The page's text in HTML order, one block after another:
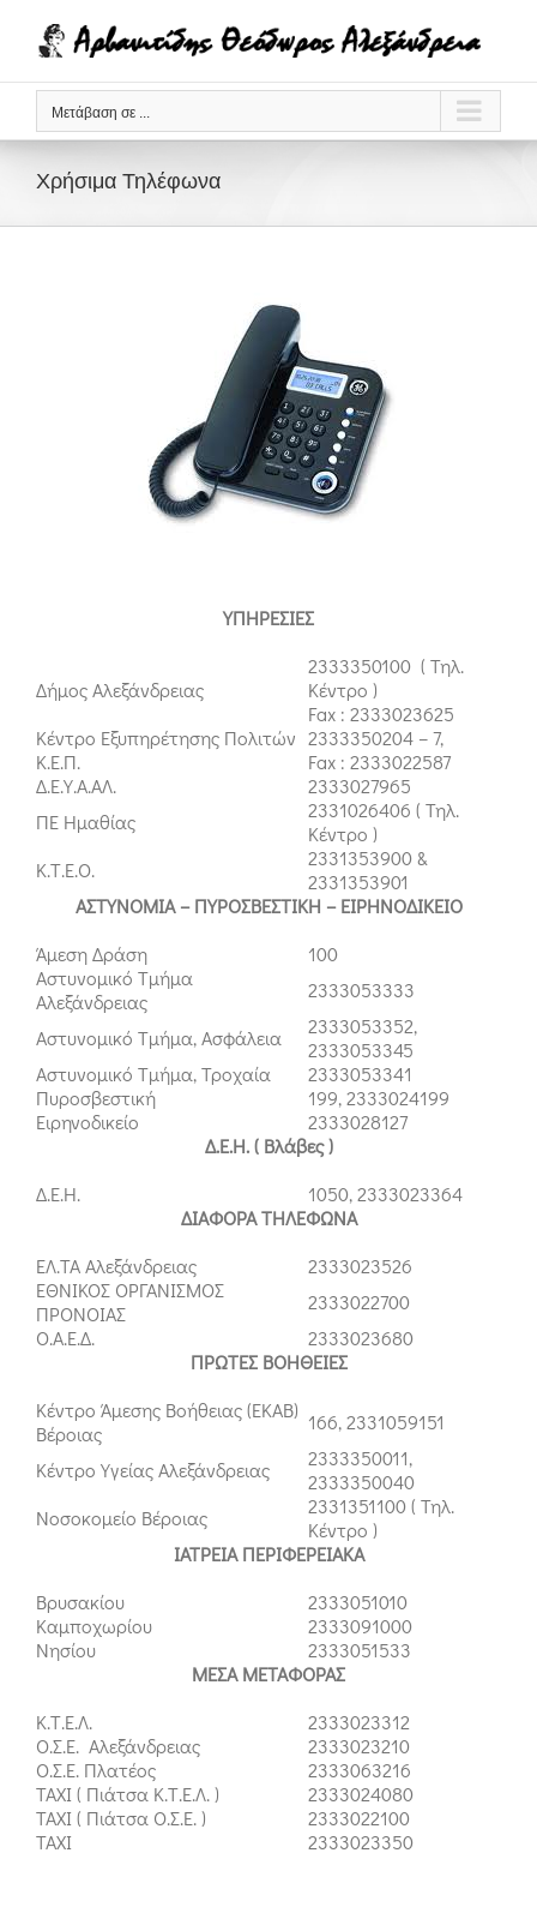
περιεχόμενο
Μετάβαση σε ...
Χρήσιμα Τηλέφωνα
ΥΠΗΡΕΣΙΕΣ
Δήμος Αλεξάνδρειας
2333350100 ( Τηλ.
Κέντρο )
Fax : 2333023625
Κέντρο Εξυπηρέτησης Πολιτών
Κ.Ε.Π.
2333350204 – 7,
Fax : 2333022587
Δ.Ε.Υ.Α.ΑΛ.
2333027965
ΠΕ Ημαθίας
2331026406 ( Τηλ.
Κέντρο )
Κ.Τ.Ε.Ο.
2331353900 &
2331353901
ΑΣΤΥΝΟΜΙΑ – ΠΥΡΟΣΒΕΣΤΙΚΗ – ΕΙΡΗΝΟΔΙΚΕΙΟ
Άμεση Δράση
100
Αστυνομικό Τμήμα
Αλεξάνδρειας
2333053333
Αστυνομικό Τμήμα, Ασφάλεια
2333053352,
2333053345
Αστυνομικό Τμήμα, Τροχαία
2333053341
Πυροσβεστική
199, 2333024199
Ειρηνοδικείο
2333028127
Δ.Ε.Η. ( Βλάβες )
Δ.Ε.Η.
1050, 2333023364
ΔΙΑΦΟΡΑ ΤΗΛΕΦΩΝΑ
ΕΛ.ΤΑ Αλεξάνδρειας
2333023526
ΕΘΝΙΚΟΣ ΟΡΓΑΝΙΣΜΟΣ
ΠΡΟΝΟΙΑΣ
2333022700
Ο.Α.Ε.Δ.
2333023680
ΠΡΩΤΕΣ ΒΟΗΘΕΙΕΣ
Κέντρο Άμεσης Βοήθειας (ΕΚΑΒ)
Βέροιας
166, 2331059151
Κέντρο Υγείας Αλεξάνδρειας
2333350011,
2333350040
Νοσοκομείο Βέροιας
2331351100 ( Τηλ.
Κέντρο )
ΙΑΤΡΕΙΑ ΠΕΡΙΦΕΡΕΙΑΚΑ
Βρυσακίου
2333051010
Καμποχωρίου
2333091000
Νησίου
2333051533
ΜΕΣΑ ΜΕΤΑΦΟΡΑΣ
Κ.Τ.Ε.Λ.
2333023312
Ο.Σ.Ε. Αλεξάνδρειας
2333023210
Ο.Σ.Ε. Πλατέος
2333063216
ΤΑΧΙ ( Πιάτσα Κ.Τ.Ε.Λ. )
2333024080
ΤΑΧΙ ( Πιάτσα Ο.Σ.Ε. )
2333022100
ΤΑΧΙ
2333023350